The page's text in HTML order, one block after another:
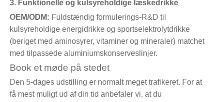
3. Funktionelle og kulsyreholdige læskedrikke
OEM/ODM: Fuldstændig formulerings-R&D til
kulsyreholdige energidrikke og sportselektrolytdrikke
(beriget med aminosyrer, vitaminer og mineraler) matchet
med tilpassede aluminiumskonserveslinjer.
Book et møde på stedet
Den 5-dages udstilling er normalt meget trafikeret. For at
få mest muligt ud af din tid anbefaler vi, at du